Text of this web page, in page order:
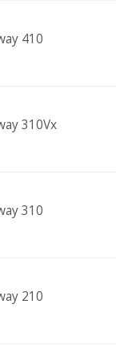
410
310Vx
310
210